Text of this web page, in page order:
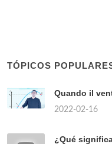
TÓPICOS
Quando il
2022-02-16
¿Qué